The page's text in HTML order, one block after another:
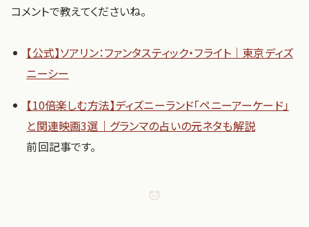
コメントで教えてくださいね。
【公式】ソアリン：ファンタスティック・フライト｜東京ディズ
ニーシー
【10倍楽しむ方法】ディズニーランド「ペニーアーケード」
と関連映画3選｜グランマの占いの元ネタも解説
前回記事です。